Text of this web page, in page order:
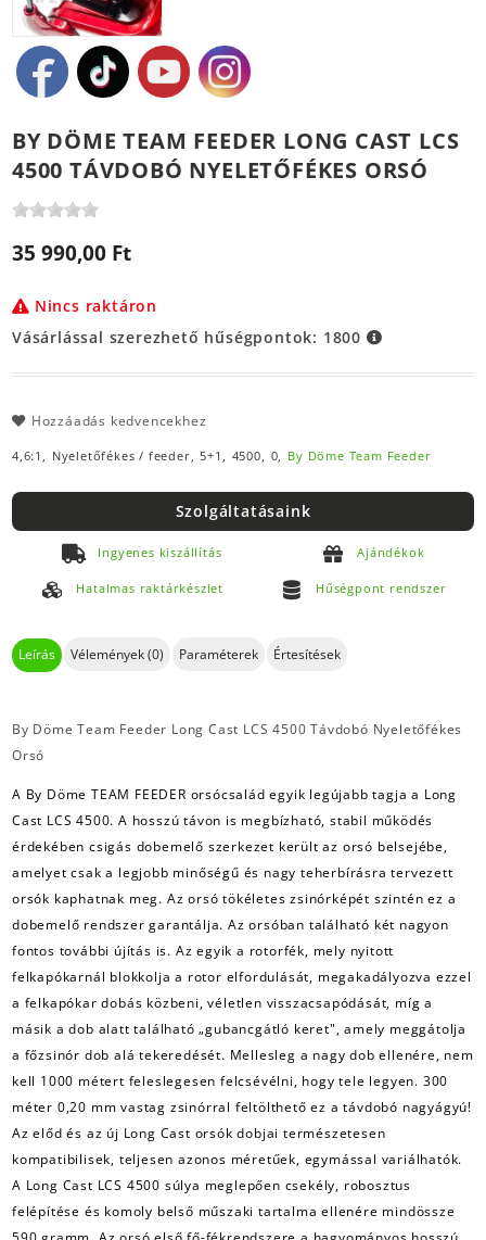
BY DÖME TEAM FEEDER LONG CAST LCS
4500 TÁVDOBÓ NYELETŐFÉKES ORSÓ
35 990,00 Ft
Nincs raktáron
Vásárlással szerezhető hűségpontok: 1800
Hozzáadás kedvencekhez
4,6:1, Nyeletőfékes / feeder, 5+1, 4500, 0, By Döme Team Feeder
Szolgáltatásaink
Ingyenes kiszállítás Ajándékok
Hatalmas raktárkészlet Hűségpont rendszer
Leírás Vélemények (0) Paraméterek Értesítések
By Döme Team Feeder Long Cast LCS 4500 Távdobó Nyeletőfékes
Orsó
A By Döme TEAM FEEDER orsócsalád egyik legújabb tagja a Long
Cast LCS 4500. A hosszú távon is megbízható, stabil működés
érdekében csigás dobemelő szerkezet került az orsó belsejébe,
amelyet csak a legjobb minőségű és nagy teherbírásra tervezett
orsók kaphatnak meg. Az orsó tökéletes zsinórképét szintén ez a
dobemelő rendszer garantálja. Az orsóban található két nagyon
fontos további újítás is. Az egyik a rotorfék, mely nyitott
felkapókarnál blokkolja a rotor elfordulását, megakadályozva ezzel
a felkapókar dobás közbeni, véletlen visszacsapódását, míg a
másik a dob alatt található „gubancgátló keret", amely meggátolja
a főzsinór dob alá tekeredését. Mellesleg a nagy dob ellenére, nem
kell 1000 métert feleslegesen felcsévélni, hogy tele legyen. 300
méter 0,20 mm vastag zsinórral feltölthető ez a távdobó nagyágyú!
Az előd és az új Long Cast orsók dobjai természetesen
kompatibilisek, teljesen azonos méretűek, egymással variálhatók.
A Long Cast LCS 4500 súlya meglepően csekély, robosztus
felépítése és komoly belső műszaki tartalma ellenére mindössze